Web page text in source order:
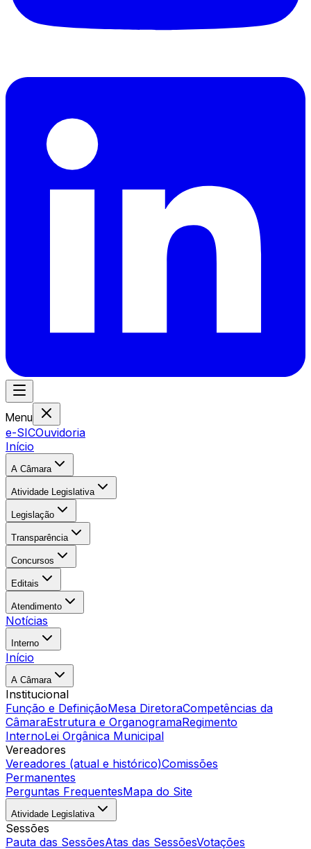
Menu
e-SICOuvidoria
Início
A Câmara
Atividade Legislativa
Legislação
Transparência
Concursos
Editais
Atendimento
Notícias
Interno
Início
A Câmara
Institucional
Função e DefiniçãoMesa DiretoraCompetências da
CâmaraEstrutura e OrganogramaRegimento
InternoLei Orgânica Municipal
Vereadores
Vereadores (atual e histórico)Comissões
Permanentes
Perguntas FrequentesMapa do Site
Atividade Legislativa
Sessões
Pauta das SessõesAtas das SessõesVotações